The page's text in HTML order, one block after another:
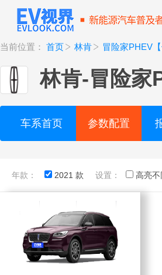
当前位置： 首页 林肯 冒险家PHEV【
林肯-冒险家
车系首页 参数配置
年款： 2021 款 设置： 高亮不